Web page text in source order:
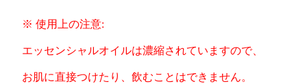
※ 使用上の注意:
エッセンシャルオイルは濃縮されていますので、
お肌に直接つけたり、飲むことはできません。